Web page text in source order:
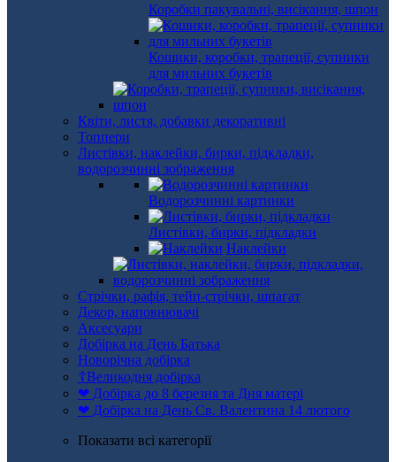
Коробки пакувальні, висікання, шпон
Кошики, коробки, трапеції, супники
для мильних букетів
Квіти, листя, добавки декоративні
Топпери
Листівки, наклейки, бирки, підкладки,
водорозчинні зображення
Водорозчинні картинки
Листівки, бирки, підкладки
Наклейки
Стрічки, рафія, тейп-стрічки, шпагат
Декор, наповнювачі
Аксесуари
Добірка на День Батька
Новорічна добірка
☦Великодня добірка
❤ Добірка до 8 березня та Дня матері
❤ Добірка на День Св. Валентина 14 лютого
Показати всі категорії